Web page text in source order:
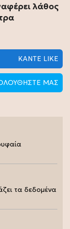
λάθος
ΚΑΝΤΕ LIKE
ΜΑΣ
τα δεδομένα